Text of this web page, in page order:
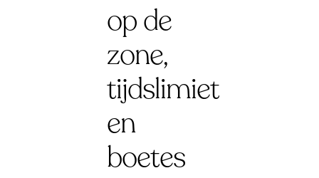
op de
zone,
tijdslimiet
en
boetes